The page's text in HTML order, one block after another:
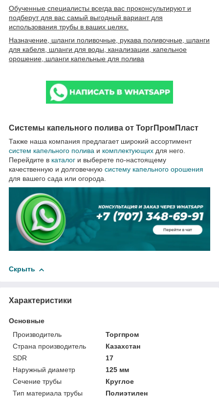
Обученные специалисты всегда вас проконсультируют и
подберут для вас самый выгодный вариант для
использования трубы в ваших целях.
Назначение, шланги поливочные, рукава поливочные, шланги
для кабеля, шланги для воды, канализации, капельное
орошение, шланги капельные для полива
Системы капельного полива от ТоргПромПласт
Также наша компания предлагает широкий ассортимент
систем капельного полива и комплектующих для него.
Перейдите в каталог и выберете по-настоящему
качественную и долговечную систему капельного орошения
для вашего сада или огорода.
Скрыть
Характеристики
Основные
Производитель
Торгпром
Страна производитель
Казахстан
SDR
17
Наружный диаметр
125 мм
Сечение трубы
Круглое
Тип материала трубы
Полиэтилен